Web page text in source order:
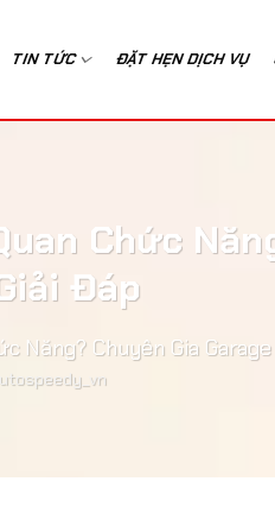
TIN TỨC ĐẶT HẸN DỊCH VỤ
Chức
Đáp
Năng? Chuyên Gia